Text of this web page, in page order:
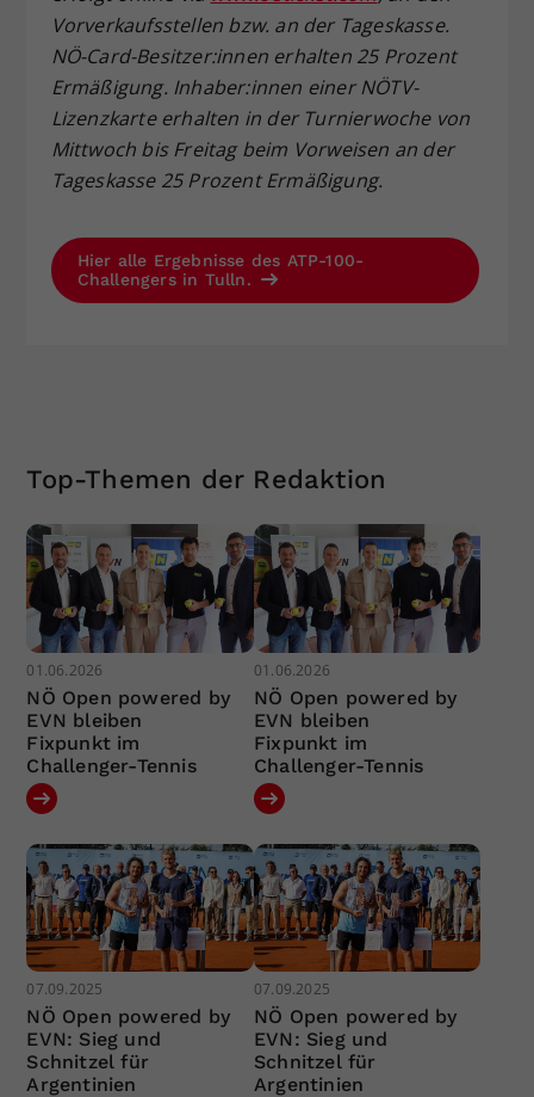
Vorverkaufsstellen bzw. an der Tageskasse.
NÖ-Card-Besitzer:innen erhalten 25 Prozent
Ermäßigung. Inhaber:innen einer NÖTV-
Lizenzkarte erhalten in der Turnierwoche von
Mittwoch bis Freitag beim Vorweisen an der
Tageskasse 25 Prozent Ermäßigung.
Hier alle Ergebnisse des ATP-100-
Challengers in Tulln.
Top-Themen der Redaktion
01.06.2026
NÖ Open powered by
EVN bleiben
Fixpunkt im
Challenger-Tennis
01.06.2026
NÖ Open powered by
EVN bleiben
Fixpunkt im
Challenger-Tennis
07.09.2025
NÖ Open powered by
EVN: Sieg und
Schnitzel für
Argentinien
07.09.2025
NÖ Open powered by
EVN: Sieg und
Schnitzel für
Argentinien